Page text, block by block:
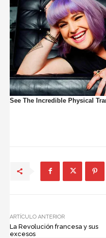
ARTÍCULO ANTERIOR
La Revolución francesa y sus
excesos